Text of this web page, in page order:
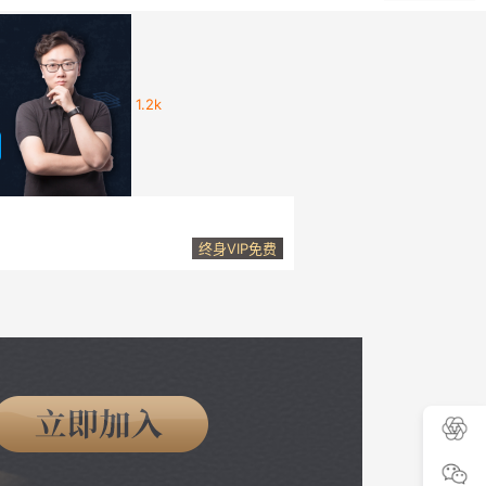
1.2k
的系统学习Node.JS，保障真实课堂视频。
终身VIP免费